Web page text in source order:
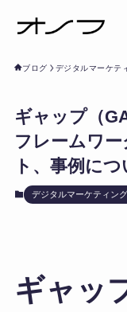
ブログ デジタルマーケテ
ギャップ（
フレームワ
ト、事例に
デジタルマーケティング
ギャッ